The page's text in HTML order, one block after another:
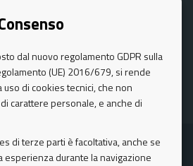
dal nuovo regolamento GDPR sulla
(UE) 2016/679, si rende
di cookies tecnici, che non
carattere personale, e anche di
di terze parti è facoltativa, anche se
esperienza durante la navigazione